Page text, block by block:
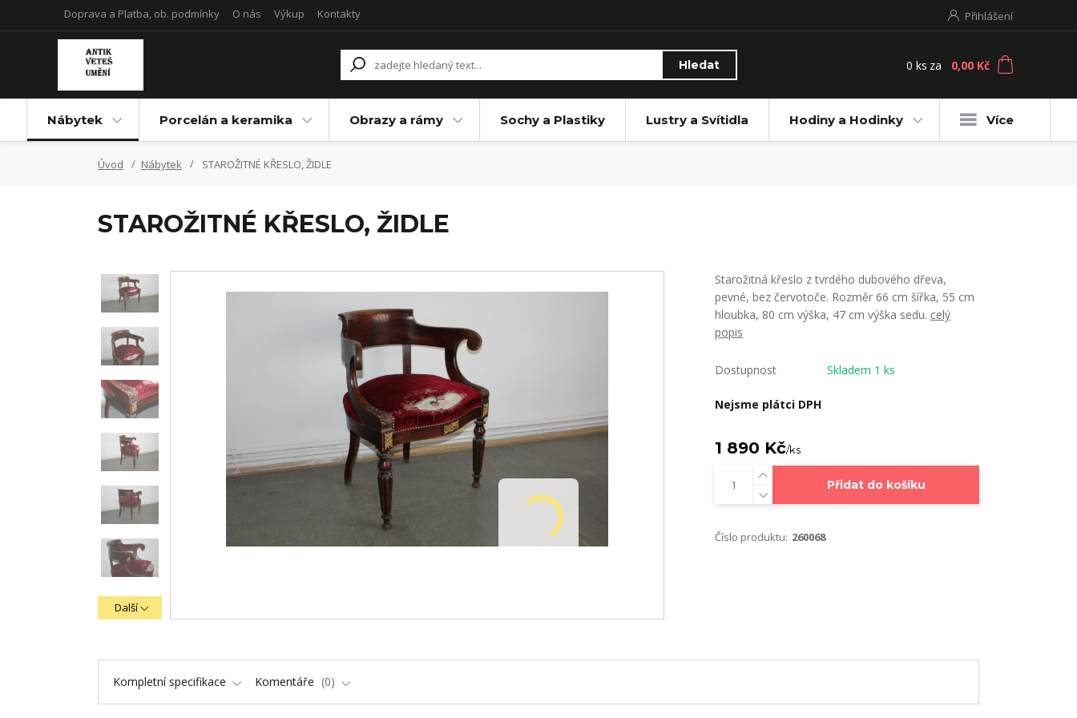
Doprava a Platba, ob. podmínky O nás Výkup Kontakty Přihlášení
Hledat 0 ks za 0,00 Kč
Nábytek Porcelán a keramika Obrazy a rámy Sochy a Plastiky Lustry a Svítidla Hodiny a Hodinky Více
Úvod Nábytek STAROŽITNÉ KŘESLO, ŽIDLE
STAROŽITNÉ KŘESLO, ŽIDLE
Další
Starožitná křeslo z tvrdého dubového dřeva,
pevné, bez červotoče. Rozměr 66 cm šířka, 55 cm
hloubka, 80 cm výška, 47 cm výška sedu. celý
popis
Dostupnost Skladem 1 ks
Nejsme plátci DPH
1 890 Kč/ks
Přidat do košíku
Číslo produktu: 260068
Kompletní specifikace Komentáře 0